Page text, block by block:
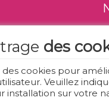
des
des cookies pour
Veuillez
installation sur votre